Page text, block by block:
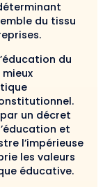
du tissu
du
un décret
et
l’impérieuse
les valeurs
éducative.